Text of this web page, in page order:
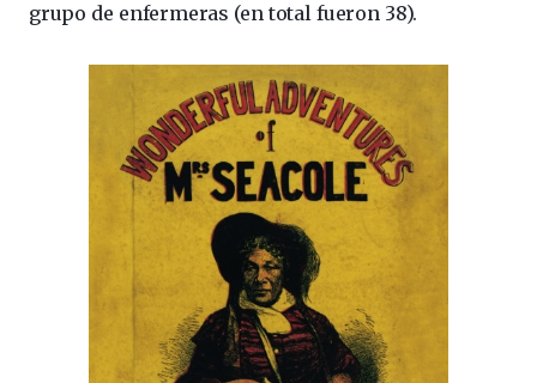
grupo de enfermeras (en total fueron 38).